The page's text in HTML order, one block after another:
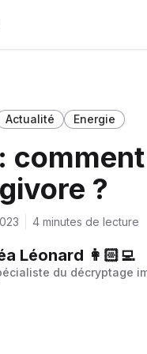
Actualité Energie
?
4 minutes de lecture
Léonard 👩🏻‍💻
du décryptage